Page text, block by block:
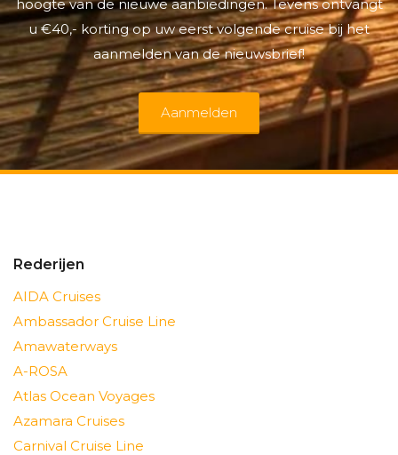
hoogte van de nieuwe aanbiedingen. Tevens ontvangt
u €40,- korting op uw eerst volgende cruise bij het
aanmelden van de nieuwsbrief!
Aanmelden
Rederijen
AIDA Cruises
Ambassador Cruise Line
Amawaterways
A-ROSA
Atlas Ocean Voyages
Azamara Cruises
Carnival Cruise Line